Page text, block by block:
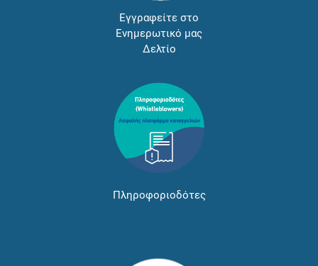
Εγγραφείτε στο
Ενημερωτικό μας
Δελτίο
Πληροφοριοδότες